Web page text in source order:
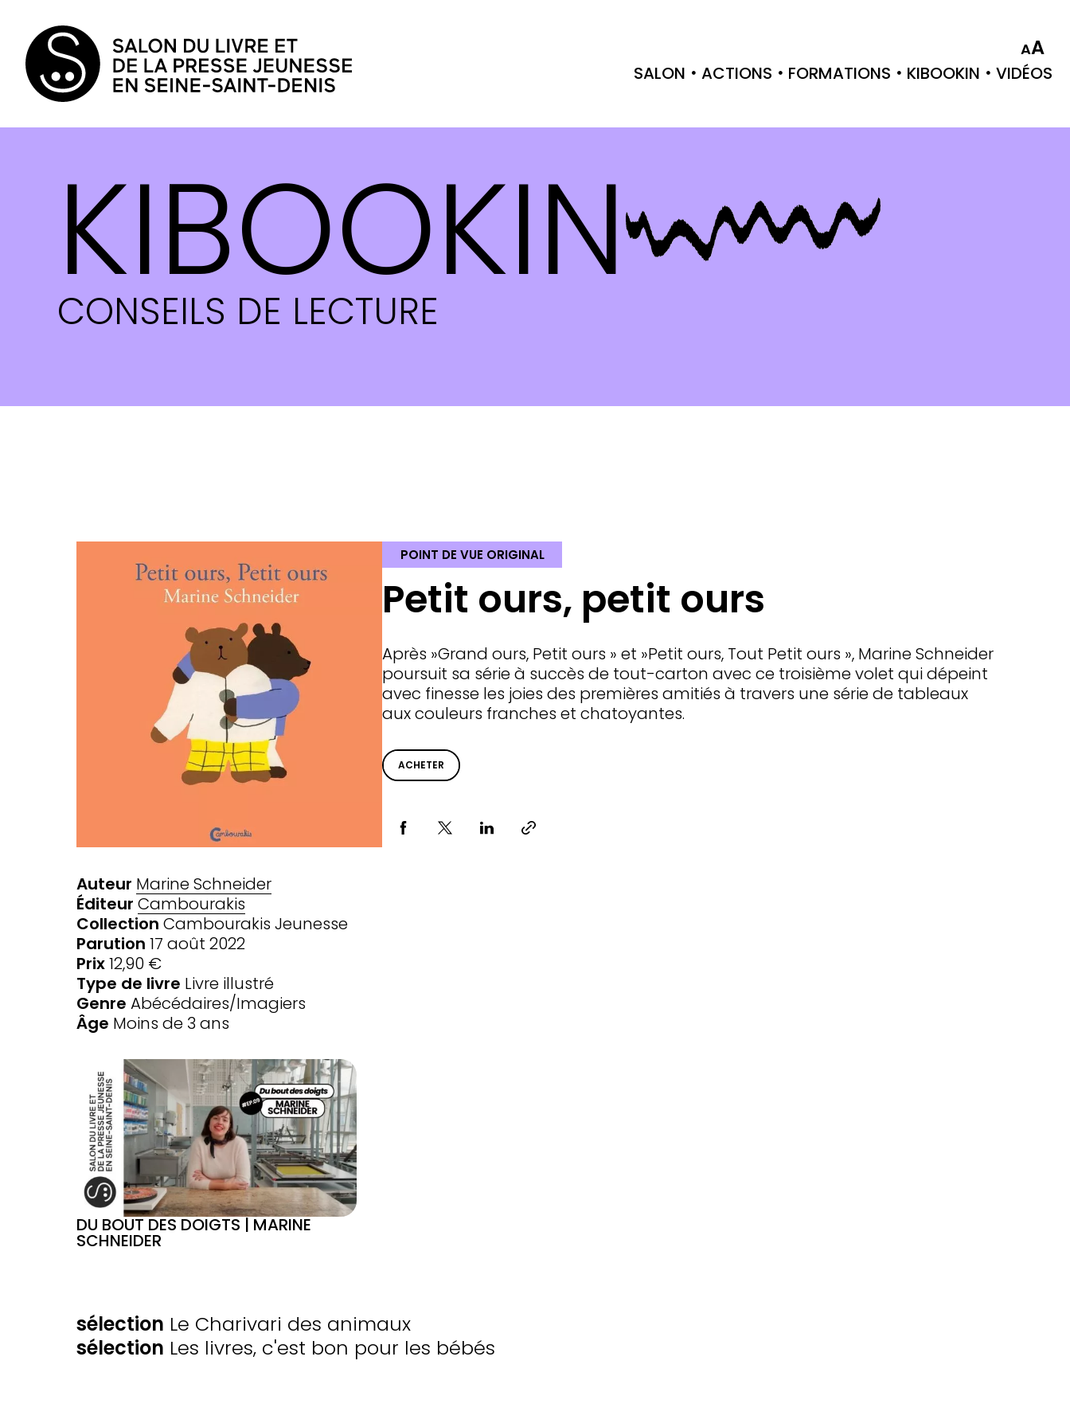
AA
SALON ACTIONS FORMATIONS KIBOOKIN VIDÉOS
KIBOOKIN
CONSEILS DE LECTURE
POINT DE VUE ORIGINAL
Petit ours, petit ours
Après »Grand ours, Petit ours » et »Petit ours, Tout Petit ours », Marine Schneider
poursuit sa série à succès de tout-carton avec ce troisième volet qui dépeint
avec finesse les joies des premières amitiés à travers une série de tableaux
aux couleurs franches et chatoyantes.
ACHETER
Partager via
Auteur Marine Schneider
Éditeur Cambourakis
Collection Cambourakis Jeunesse
Parution 17 août 2022
Prix12,90 €
Type de livre Livre illustré
Genre Abécédaires/Imagiers
Âge Moins de 3 ans
DU BOUT DES DOIGTS | MARINE
SCHNEIDER
SÉLECTIONS
sélection Le Charivari des animaux
sélection Les livres, c'est bon pour les bébés